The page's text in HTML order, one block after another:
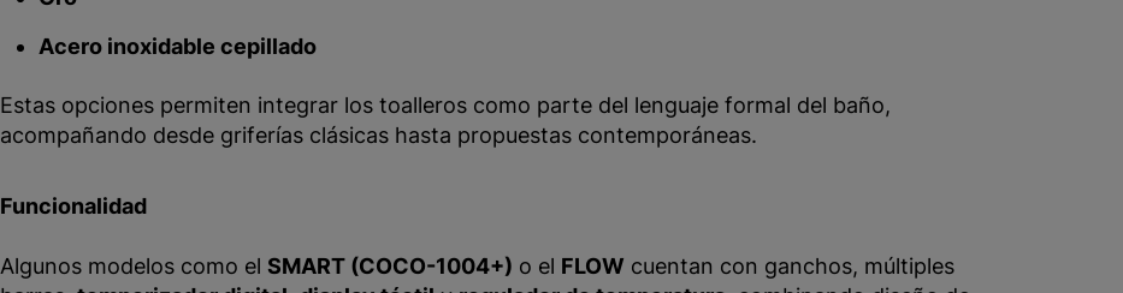
Acero inoxidable cepillado
Estas opciones permiten integrar los toalleros como parte del lenguaje formal del baño,
acompañando desde griferías clásicas hasta propuestas contemporáneas.
Funcionalidad
Algunos modelos como el SMART (COCO-1004+) o el FLOW cuentan con ganchos, múltiples